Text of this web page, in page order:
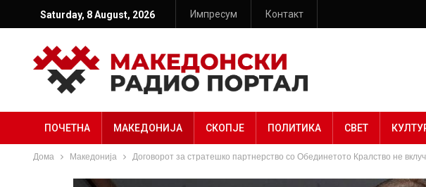
Saturday, 8 August, 2026 Импресум Контакт
ПОЧЕТНА МАКЕДОНИЈА СКОПЈЕ ПОЛИТИКА СВЕТ
Дома Македонија Договорот за стратешко партнерство со Обединетото Кралство не